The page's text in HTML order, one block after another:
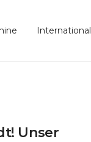
International
Unser